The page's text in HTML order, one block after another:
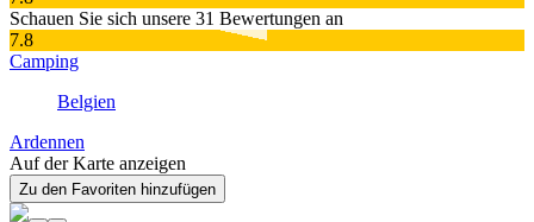
Schauen Sie sich unsere 31 Bewertungen an
7.8
Camping
Belgien
Ardennen
Auf der Karte anzeigen
Zu den Favoriten hinzufügen